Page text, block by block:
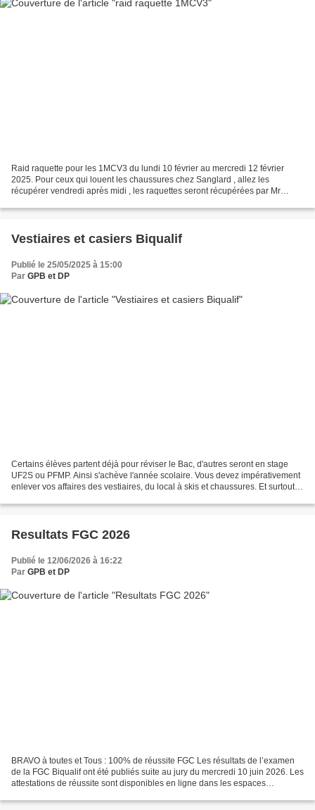
Raid raquette pour les 1MCV3 du lundi 10 février au mercredi 12 février
2025. Pour ceux qui louent les chaussures chez Sanglard , allez les
récupérer vendredi après midi , les raquettes seront récupérées par Mr
Vestiaires et casiers Biqualif
Publié le 25/05/2025 à 15:00
Par GPB et DP
Certains élèves partent déjà pour réviser le Bac, d'autres seront en stage
UF2S ou PFMP. Ainsi s'achève l'année scolaire. Vous devez impérativement
enlever vos affaires des vestiaires, du local à skis et chaussures. Et surtout, il
Resultats FGC 2026
Publié le 12/06/2026 à 16:22
Par GPB et DP
BRAVO à toutes et Tous : 100% de réussite FGC Les résultats de l’examen
de la FGC Biqualif ont été publiés suite au jury du mercredi 10 juin 2026. Les
attestations de réussite sont disponibles en ligne dans les espaces